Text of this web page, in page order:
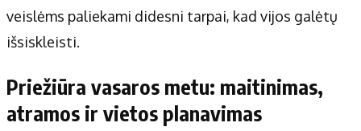
veislėms paliekami didesni tarpai, kad vijos galėtų
išsiskleisti.
Priežiūra vasaros metu: maitinimas,
atramos ir vietos planavimas